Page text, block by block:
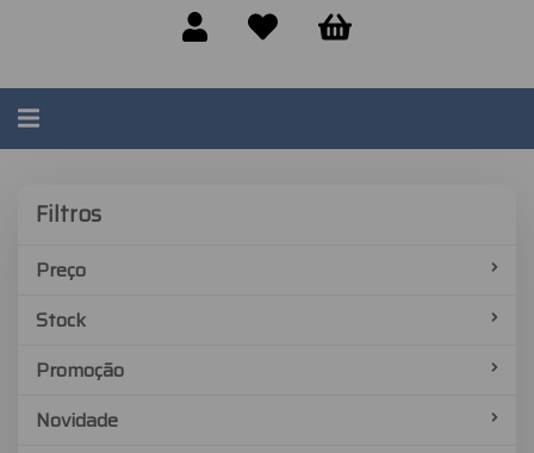
Alternar
navegação
Filtros
Preço
Stock
Promoção
Novidade